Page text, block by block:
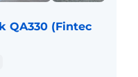
QA330 (Fintec